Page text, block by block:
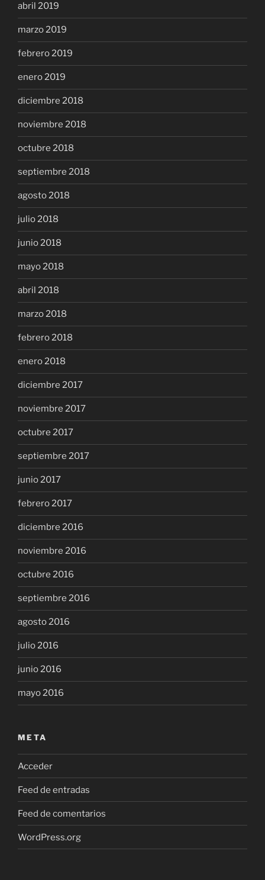
abril 2019
marzo 2019
febrero 2019
enero 2019
diciembre 2018
noviembre 2018
octubre 2018
septiembre 2018
agosto 2018
julio 2018
junio 2018
mayo 2018
abril 2018
marzo 2018
febrero 2018
enero 2018
diciembre 2017
noviembre 2017
octubre 2017
septiembre 2017
junio 2017
febrero 2017
diciembre 2016
noviembre 2016
octubre 2016
septiembre 2016
agosto 2016
julio 2016
junio 2016
mayo 2016
META
Acceder
Feed de entradas
Feed de comentarios
WordPress.org